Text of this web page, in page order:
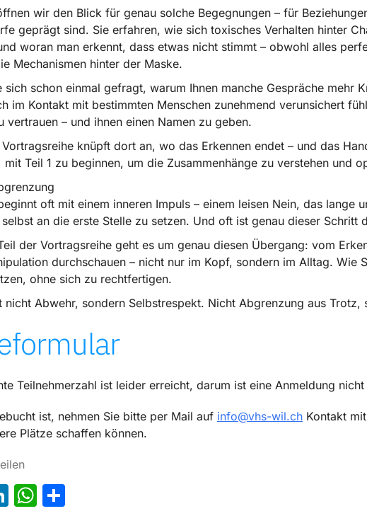
wir den Blick für genau solche Begegnungen – für
geprägt sind. Sie erfahren, wie sich toxisches Verhalten hinter
woran man erkennt, dass etwas nicht stimmt – obwohl alles
Mechanismen hinter der Maske.
sich schon einmal gefragt, warum Ihnen manche Gespräche
im Kontakt mit bestimmten Menschen zunehmend verunsichert
vertrauen – und ihnen einen Namen zu geben.
knüpft dort an, wo das Erkennen endet – und das
Teil 1 zu beginnen, um die Zusammenhänge zu verstehen und
oft mit einem inneren Impuls – einem leisen Nein, das
an die erste Stelle zu setzen. Und oft ist genau dieser Schritt
der Vortragsreihe geht es um genau diesen Übergang: vom
durchschauen – nicht nur im Kopf, sondern im Alltag.
ohne sich zu rechtfertigen.
nicht Abwehr, sondern Selbstrespekt. Nicht Abgrenzung aus Trotz,
Teilnehmerzahl ist leider erreicht, darum ist eine Anmeldung
ist, nehmen Sie bitte per Mail auf info@vhs-wil.ch Kontakt
Plätze schaffen können.
LinkedIn
WhatsApp